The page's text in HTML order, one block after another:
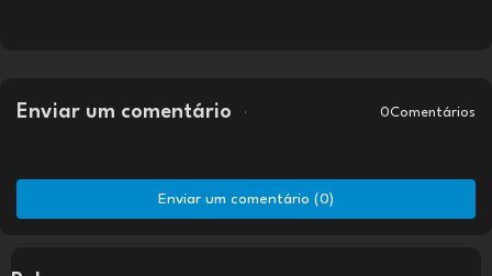
Enviar um comentário 0Comentários
Enviar um comentário (0)